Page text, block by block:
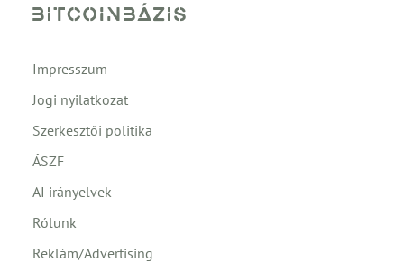
Impresszum
Jogi nyilatkozat
Szerkesztői politika
ÁSZF
AI irányelvek
Rólunk
Reklám/Advertising